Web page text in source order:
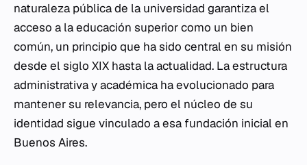
naturaleza pública de la universidad garantiza el
acceso a la educación superior como un bien
común, un principio que ha sido central en su misión
desde el siglo XIX hasta la actualidad. La estructura
administrativa y académica ha evolucionado para
mantener su relevancia, pero el núcleo de su
identidad sigue vinculado a esa fundación inicial en
Buenos Aires.